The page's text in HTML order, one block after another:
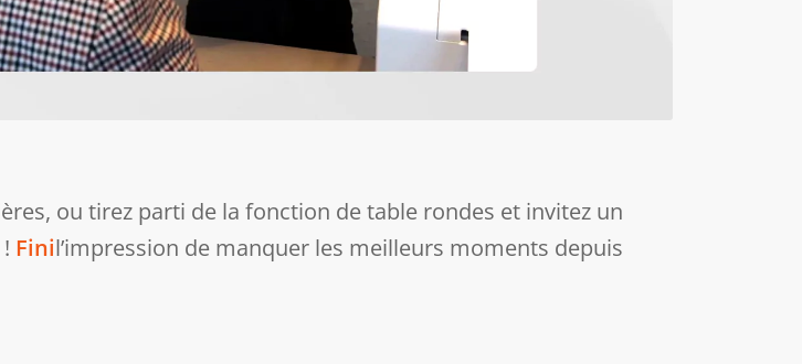
ou tirez parti de la fonction de table rondes et invitez un
Finil’impression de manquer les meilleurs moments depuis